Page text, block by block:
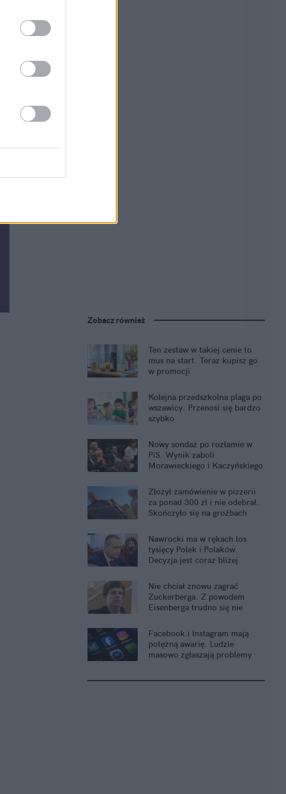
Zobacz również
Ten zestaw w takiej cenie to
mus na start. Teraz kupisz go
w promocji
Kolejna przedszkolna plaga po
wszawicy. Przenosi się bardzo
szybko
Nowy sondaż po rozłamie w
PiS. Wynik zaboli
Morawieckiego i Kaczyńskiego
Złożył zamówienie w pizzerii
za ponad 300 zł i nie odebrał.
Skończyło się na groźbach
Nawrocki ma w rękach los
tysięcy Polek i Polaków.
Decyzja jest coraz bliżej
Nie chciał znowu zagrać
Zuckerberga. Z powodem
Eisenberga trudno się nie
Facebook i Instagram mają
potężną awarię. Ludzie
masowo zgłaszają problemy